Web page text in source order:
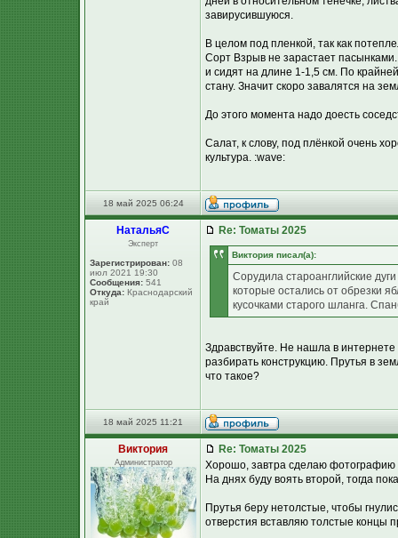
завирусившуюся.
В целом под пленкой, так как
Сорт Взрыв не зарастает
и сидят на длине 1-1,5 см. По
стану. Значит скоро завалятся на
До этого момента надо доесть
Салат, к слову, под плёнкой очень
культура. :wave:
18 май 2025 06:24
НатальяС
Эксперт
Зарегистрирован: 08
июл 2021 19:30
Сообщения: 541
Откуда: Краснодарский
край
Re: Томаты 2025
Виктория писал(а):
Сорудила староанглийские
которые остались от обрезки
кусочками старого шланга.
Здравствуйте. Не нашла в
разбирать конструкцию. Прутья в
что такое?
18 май 2025 11:21
Виктория
Администратор
Re: Томаты 2025
Хорошо, завтра сделаю фотографию -
На днях буду воять второй, тогда
Прутья беру нетолстые, чтобы
отверстия вставляю толстые концы